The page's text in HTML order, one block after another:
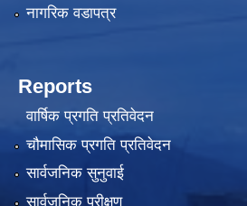
नागरिक वडापत्र
Reports
वार्षिक प्रगति प्रतिवेदन
चौमासिक प्रगति प्रतिवेदन
सार्वजनिक सुनुवाई
सार्वजनिक परीक्षण